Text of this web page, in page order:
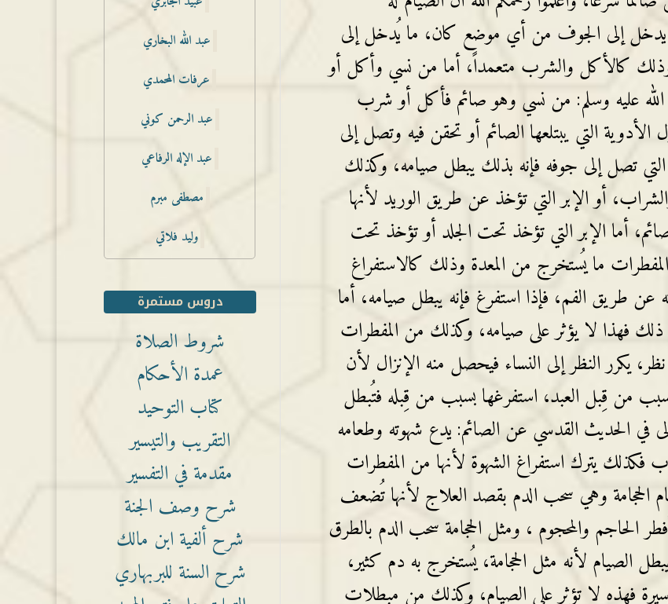
يدخل إلى الجوف من أي موضع كان، ما يُدخل إلى
كالأكل والشرب متعمداً، أما من نسي وأكل أو
عليه وسلم: من نسي وهو صائم فأكل أو شرب
الأدوية التي يبتلعها الصائم أو تحقن فيه وتصل إلى
التي تصل إلى جوفه فإنه بذلك يبطل صيامه، وكذلك
أو الإبر التي تؤخذ عن طريق الوريد لأنها
أما الإبر التي تؤخذ تحت الجلد أو تؤخذ تحت
ما يُستخرج من المعدة وذلك كالاستفراغ
طريق الفم، فإذا استفرغ فإنه يبطل صيامه، أما
ذلك فهذا لا يؤثر على صيامه، وكذلك من المفطرات
يكرر النظر إلى النساء فيحصل منه الإنزال لأن
من قِبل العبد، استفرغها بسبب من قِبله فتُبطل
في الحديث القدسي عن الصائم: يدع شهوته وطعامه
فكذلك يترك استفراغ الشهوة لأنها من المفطرات
الحجامة وهي سحب الدم بقصد العلاج لأنها تُضعف
الحاجم والمحجوم ، ومثل الحجامة سحب الدم بالطرق
الصيام لأنه مثل الحجامة، يُستخرج به دم كثير،
فهذه لا تؤثر على الصيام، وكذلك من مبطلات
عبد الله البخاري
عرفات المحمدي
عبد الرحمن كوني
عبد الإله الرفاعي
مصطفى مبرم
وليد فلاتي
دروس مستمرة
شروط الصلاة
عمدة الأحكام
كتاب التوحيد
التقريب والتيسير
مقدمة في التفسير
شرح وصف الجنة
شرح ألفية ابن مالك
شرح السنة للبربهاري